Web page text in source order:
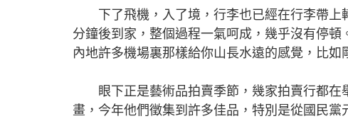
下了飛機，入了境，行李也已經在行李帶上
分鐘後到家，整個過程一氣呵成，幾乎沒有停
內地許多機場裏那樣給你山長水遠的感覺，比
眼下正是藝術品拍賣季節，幾家拍賣行都在
畫，今年他們徵集到許多佳品，特別是從國民